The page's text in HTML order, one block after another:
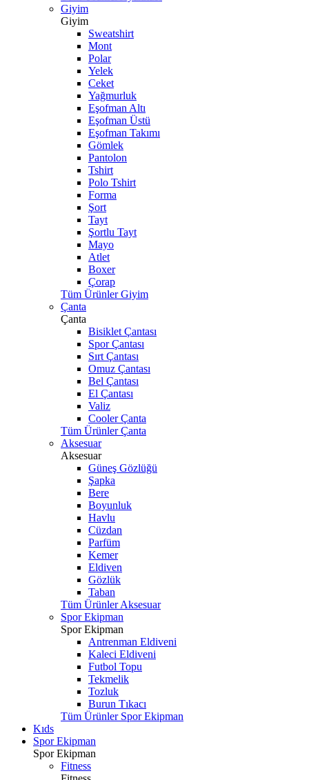
Giyim
Giyim
Sweatshirt
Mont
Polar
Yelek
Ceket
Yağmurluk
Eşofman Altı
Eşofman Üstü
Eşofman Takımı
Gömlek
Pantolon
Tshirt
Polo Tshirt
Forma
Şort
Tayt
Şortlu Tayt
Mayo
Atlet
Boxer
Çorap
Tüm Ürünler Giyim
Çanta
Çanta
Bisiklet Çantası
Spor Çantası
Sırt Çantası
Omuz Çantası
Bel Çantası
El Çantası
Valiz
Cooler Çanta
Tüm Ürünler Çanta
Aksesuar
Aksesuar
Güneş Gözlüğü
Şapka
Bere
Boyunluk
Havlu
Cüzdan
Parfüm
Kemer
Eldiven
Gözlük
Taban
Tüm Ürünler Aksesuar
Spor Ekipman
Spor Ekipman
Antrenman Eldiveni
Kaleci Eldiveni
Futbol Topu
Tekmelik
Tozluk
Burun Tıkacı
Tüm Ürünler Spor Ekipman
Kıds
Spor Ekipman
Spor Ekipman
Fitness